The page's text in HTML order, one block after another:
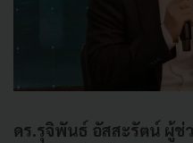
ดร.รุจิพันธ์ อัสสะรัตน์ ผู้ช่